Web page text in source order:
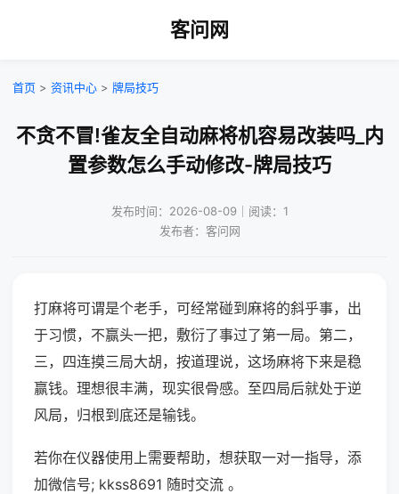
客问网
首页 > 资讯中心 > 牌局技巧
不贪不冒!雀友全自动麻将机容易改装吗_内
置参数怎么手动修改-牌局技巧
发布时间：2026-08-09｜阅读：1
发布者：客问网
打麻将可谓是个老手，可经常碰到麻将的斜乎事，出
于习惯，不赢头一把，敷衍了事过了第一局。第二，
三，四连摸三局大胡，按道理说，这场麻将下来是稳
赢钱。理想很丰满，现实很骨感。至四局后就处于逆
风局，归根到底还是输钱。
若你在仪器使用上需要帮助，想获取一对一指导，添
加微信号; kkss8691 随时交流 。